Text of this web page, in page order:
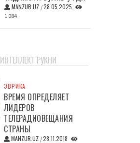
MANZUR.UZ /28.05.2025
1 084
ИНТЕЛЛЕКТ РУКНИ
ЭВРИКА
ВРЕМЯ ОПРЕДЕЛЯЕТ
ЛИДЕРОВ
ТЕЛЕРАДИОВЕЩАНИЯ
СТРАНЫ
MANZUR.UZ /28.11.2018